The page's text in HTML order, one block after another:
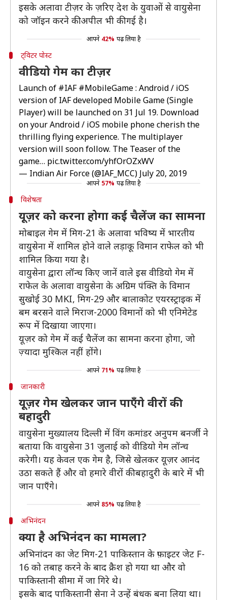
इसके अलावा टीज़र के ज़रिए देश के युवाओं से वायुसेना
को जॉइन करने की अपील भी की गई है।
आपने 42% पढ़ लिया है
ट्विटर पोस्ट
वीडियो गेम का टीज़र
Launch of #IAF #MobileGame: Android / iOS
version of IAF developed Mobile Game (Single
Player) will be launched on 31 Jul 19. Download
on your Android / iOS mobile phone cherish the
thrilling flying experience. The multiplayer
version will soon follow. The Teaser of the
game… pic.twitter.com/yhfOrOZxWV
— Indian Air Force (@IAF_MCC) July 20, 2019
आपने 57% पढ़ लिया है
विशेषता
यूज़र को करना होगा कई चैलेंज का सामना
मोबाइल गेम में मिग-21 के अलावा भविष्य में भारतीय
वायुसेना में शामिल होने वाले लड़ाकू विमान राफेल को भी
शामिल किया गया है।
वायुसेना द्वारा लॉन्च किए जानें वाले इस वीडियो गेम में
राफेल के अलावा वायुसेना के अग्रिम पंक्ति के विमान
सुखोई 30 MKI, मिग-29 और बालाकोट एयरस्ट्राइक में
बम बरसने वाले मिराज-2000 विमानों को भी एनिमेटेड
रूप में दिखाया जाएगा।
यूज़र को गेम में कई चैलेंज का सामना करना होगा, जो
ज़्यादा मुश्किल नहीं होंगे।
आपने 71% पढ़ लिया है
जानकारी
यूज़र गेम खेलकर जान पाएँगे वीरों की
बहादुरी
वायुसेना मुख्यालय दिल्ली में विंग कमांडर अनुपम बनर्जी ने
बताया कि वायुसेना 31 जुलाई को वीडियो गेम लॉन्च
करेगी। यह केवल एक गेम है, जिसे खेलकर यूज़र आनंद
उठा सकते हैं और वो हमारे वीरों की बहादुरी के बारे में भी
जान पाएँगे।
आपने 85% पढ़ लिया है
अभिनंदन
क्या है अभिनंदन का मामला?
अभिनांदन का जेट मिग-21 पाकिस्तान के फ़ाइटर जेट F-
16 को तबाह करने के बाद क्रैश हो गया था और वो
पाकिस्तानी सीमा में जा गिरे थे।
इसके बाद पाकिस्तानी सेना ने उन्हें बंधक बना लिया था।